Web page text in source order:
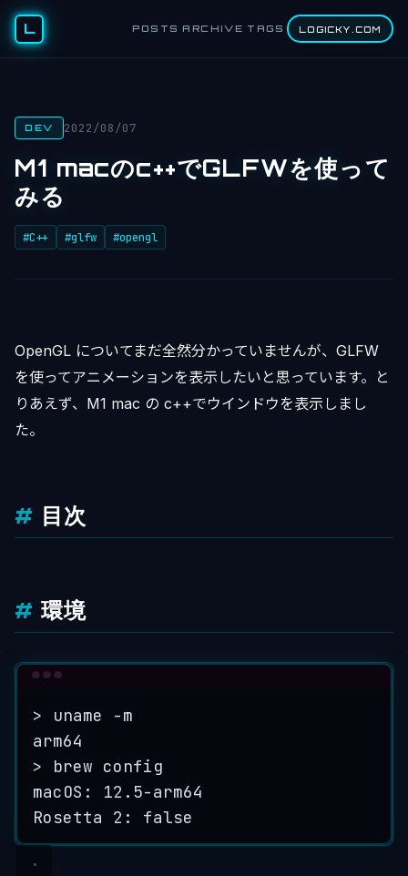
L POSTS ARCHIVE TAGS LOGICKY.COM
DEV 2022/08/07
M1 macのc++でGLFWを使って
みる
#C++ #glfw #opengl
OpenGL についてまだ全然分かっていませんが、GLFW
を使ってアニメーションを表示したいと思っています。と
りあえず、M1 mac の c++でウインドウを表示しまし
た。
目次
環境
> uname -m
arm64
> brew config
macOS:
12.5-arm64
Rosetta
2: false